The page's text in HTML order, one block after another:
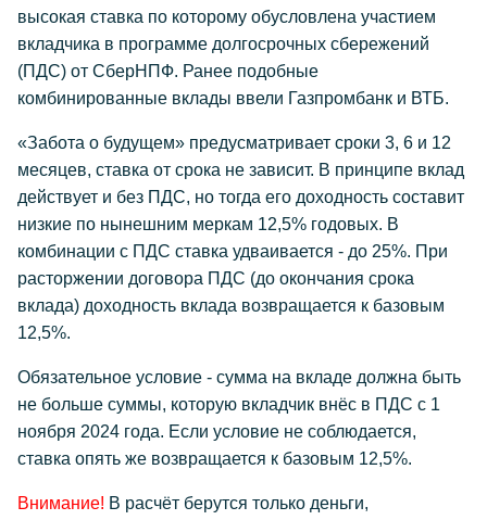
высокая ставка по которому обусловлена участием
вкладчика в программе долгосрочных сбережений
(ПДС) от СберНПФ. Ранее подобные
комбинированные вклады ввели Газпромбанк и ВТБ.
«Забота о будущем» предусматривает сроки 3, 6 и 12
месяцев, ставка от срока не зависит. В принципе вклад
действует и без ПДС, но тогда его доходность составит
низкие по нынешним меркам 12,5% годовых. В
комбинации с ПДС ставка удваивается - до 25%. При
расторжении договора ПДС (до окончания срока
вклада) доходность вклада возвращается к базовым
12,5%.
Обязательное условие - сумма на вкладе должна быть
не больше суммы, которую вкладчик внёс в ПДС с 1
ноября 2024 года. Если условие не соблюдается,
ставка опять же возвращается к базовым 12,5%.
Внимание! В расчёт берутся только деньги,